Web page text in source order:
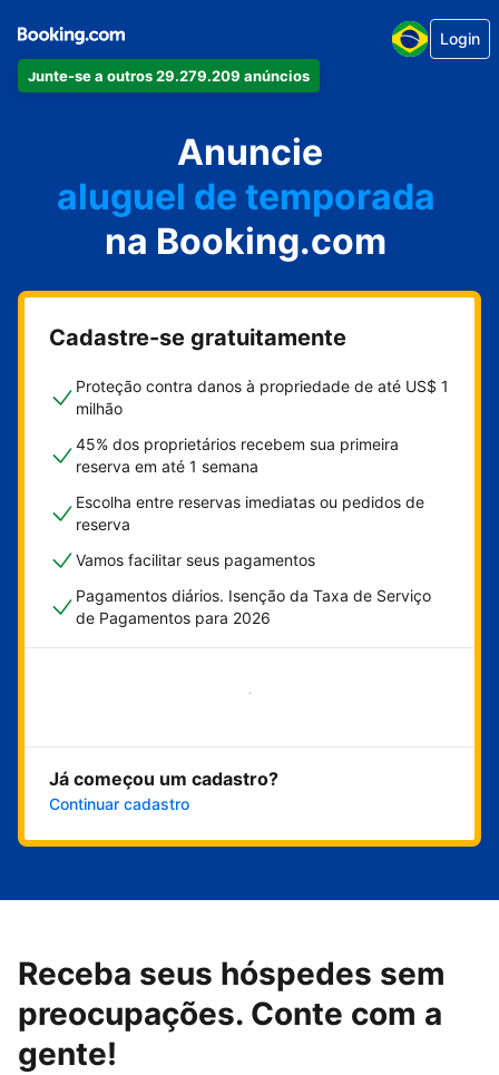
Junte-se a outros 29.279.209 anúncios
Login
Anuncie
seu apartamento
seu hotel
aluguel de temporada
sua pousada
sua casa
na Booking.com
Cadastre-se gratuitamente
Proteção contra danos à propriedade de até US$ 1
milhão
45% dos proprietários recebem sua primeira
reserva em até 1 semana
Escolha entre reservas imediatas ou pedidos de
reserva
Vamos facilitar seus pagamentos
Pagamentos diários. Isenção da Taxa de Serviço
de Pagamentos para 2026
Comece agora
Já começou um cadastro?
Continuar cadastro
Receba seus hóspedes sem
preocupações. Conte com a
gente!